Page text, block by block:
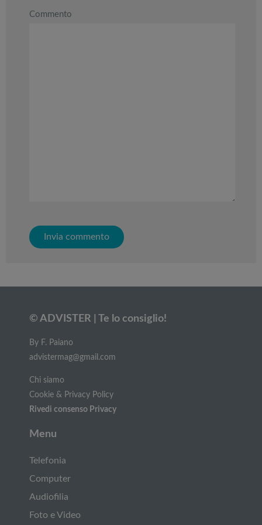
Commento
© ADVISTER | Te lo consiglio!
By F. Paiano
advistermag@gmail.com
Chi siamo
Cookie & Privacy Policy
Rivedi consenso Privacy
Menu
Telefonia
Computer
Audiofilia
Foto e Video